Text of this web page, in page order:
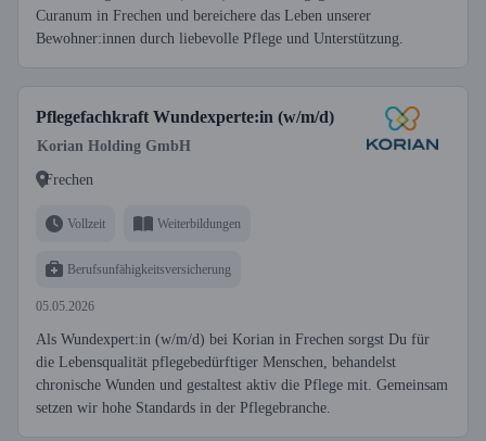
Curanum in Frechen und bereichere das Leben unserer
Bewohner:innen durch liebevolle Pflege und Unterstützung.
Pflegefachkraft Wundexperte:in (w/m/d)
Korian Holding GmbH
Frechen
Vollzeit Weiterbildungen
Berufsunfähigkeitsversicherung
05.05.2026
Als Wundexpert:in (w/m/d) bei Korian in Frechen sorgst Du für
die Lebensqualität pflegebedürftiger Menschen, behandelst
chronische Wunden und gestaltest aktiv die Pflege mit. Gemeinsam
setzen wir hohe Standards in der Pflegebranche.